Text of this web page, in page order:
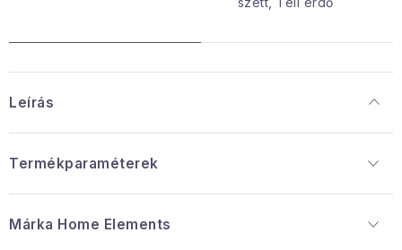
Leírás
Termékparaméterek
Márka Home Elements